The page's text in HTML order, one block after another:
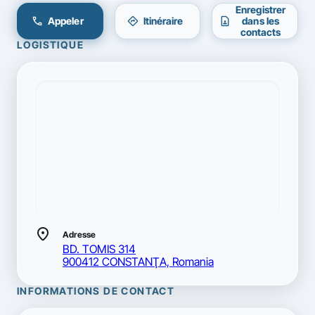
call Appeler directions Itinéraire contact_page
Enregistrer
dans les
contacts
LOGISTIQUE
location_on Adresse
BD. TOMIS 314
900412 CONSTANŢA, Romania
INFORMATIONS DE CONTACT